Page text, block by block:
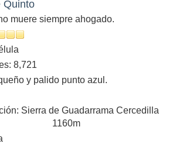
Quinto
muere siempre ahogado.
8,721
y palido punto azul.
Sierra de Guadarrama Cercedilla
1160m